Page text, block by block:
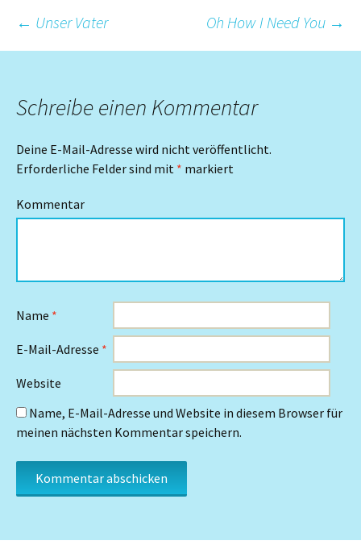
Beitrags-
← Unser Vater Oh How I Need You →
Schreibe einen Kommentar
Deine E-Mail-Adresse wird nicht veröffentlicht.
Erforderliche Felder sind mit * markiert
Kommentar
Name *
E-Mail-Adresse *
Website
Name, E-Mail-Adresse und Website in diesem Browser für
meinen nächsten Kommentar speichern.